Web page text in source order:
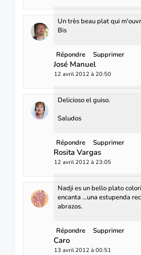
Un très beau plat qui
Bis
Répondre Supprimer
José Manuel
12 avril 2012 à 20:50
Delicioso el guiso.
Saludos
Répondre Supprimer
Rosita Vargas
12 avril 2012 à 23:05
Nadji es un bello plato
encanta ...una estupenda
abrazos.
Répondre Supprimer
Caro
13 avril 2012 à 00:51